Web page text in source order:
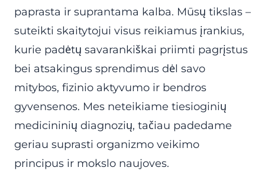
paprasta ir suprantama kalba. Mūsų tikslas –
suteikti skaitytojui visus reikiamus įrankius,
kurie padėtų savarankiškai priimti pagrįstus
bei atsakingus sprendimus dėl savo
mitybos, fizinio aktyvumo ir bendros
gyvensenos. Mes neteikiame tiesioginių
medicininių diagnozių, tačiau padedame
geriau suprasti organizmo veikimo
principus ir mokslo naujoves.